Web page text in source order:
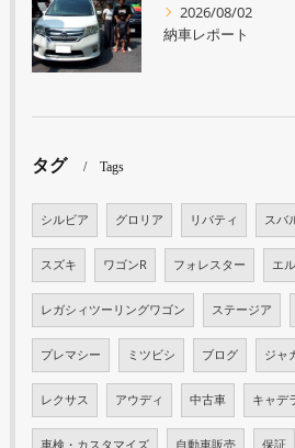
2026/08/02
納車レポート
タグ Tags
シルビア グロリア リバティ スバ
スズキ ワゴンR フォレスター エ
レガシィツーリングワゴン ステージア
プレマシー ミツビシ ブログ ジャ
レクサス アウディ 中古車 キャデ
車検・カスタマイズ 自動車販売 保証